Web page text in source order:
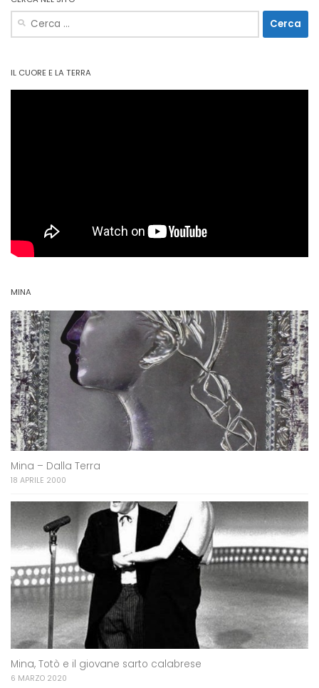
Ricerca
per:
IL CUORE E LA TERRA
MINA
Mina – Dalla Terra
18 APRILE 2000
Mina, Totò e il giovane sarto calabrese
6 MARZO 2020